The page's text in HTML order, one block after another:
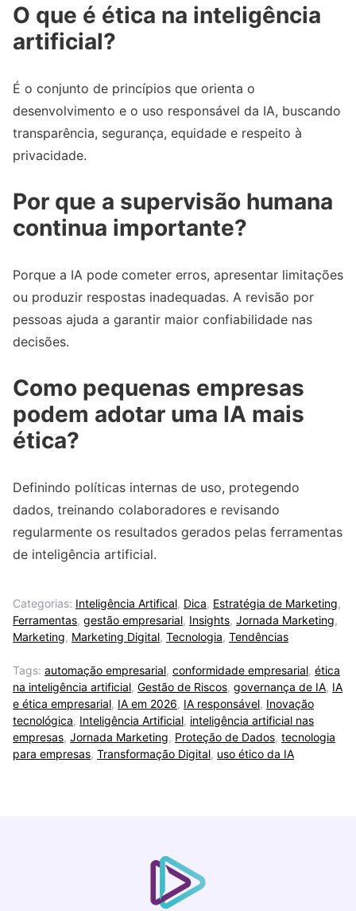
O que é ética na inteligência
artificial?
É o conjunto de princípios que orienta o
desenvolvimento e o uso responsável da IA, buscando
transparência, segurança, equidade e respeito à
privacidade.
Por que a supervisão humana
continua importante?
Porque a IA pode cometer erros, apresentar limitações
ou produzir respostas inadequadas. A revisão por
pessoas ajuda a garantir maior confiabilidade nas
decisões.
Como pequenas empresas
podem adotar uma IA mais
ética?
Definindo políticas internas de uso, protegendo
dados, treinando colaboradores e revisando
regularmente os resultados gerados pelas ferramentas
de inteligência artificial.
Categorias: Inteligência Artifical, Dica, Estratégia de Marketing,
Ferramentas, gestão empresarial, Insights, Jornada Marketing,
Marketing, Marketing Digital, Tecnologia, Tendências
Tags: automação empresarial, conformidade empresarial, ética
na inteligência artificial, Gestão de Riscos, governança de IA, IA
e ética empresarial, IA em 2026, IA responsável, Inovação
tecnológica, Inteligência Artificial, inteligência artificial nas
empresas, Jornada Marketing, Proteção de Dados, tecnologia
para empresas, Transformação Digital, uso ético da IA